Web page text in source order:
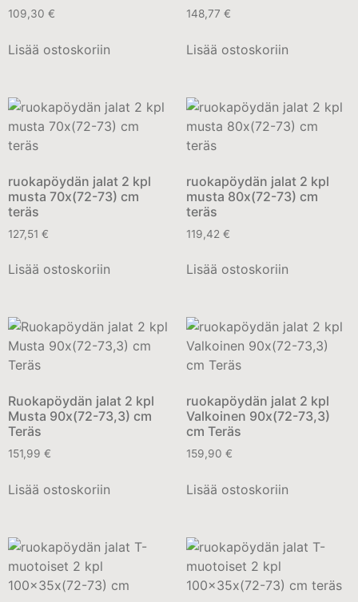
109,30 €
Lisää ostoskoriin
148,77 €
Lisää ostoskoriin
ruokapöydän jalat 2 kpl
musta 70x(72-73) cm
teräs
127,51 €
Lisää ostoskoriin
ruokapöydän jalat 2 kpl
musta 80x(72-73) cm
teräs
119,42 €
Lisää ostoskoriin
Ruokapöydän jalat 2 kpl
Musta 90x(72-73,3) cm
Teräs
151,99 €
Lisää ostoskoriin
ruokapöydän jalat 2 kpl
Valkoinen 90x(72-73,3)
cm Teräs
159,90 €
Lisää ostoskoriin